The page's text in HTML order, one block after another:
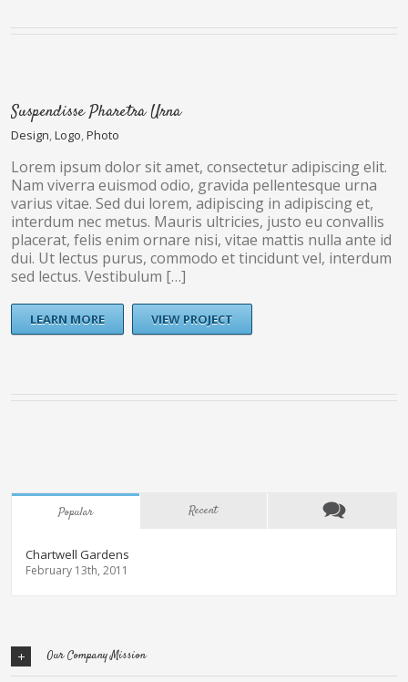
Suspendisse Pharetra Urna
Design,Logo,Photo
Lorem ipsum dolor sit amet, consectetur adipiscing elit.
Nam viverra euismod odio, gravida pellentesque urna
varius vitae. Sed dui lorem, adipiscing in adipiscing et,
interdum nec metus. Mauris ultricies, justo eu convallis
placerat, felis enim ornare nisi, vitae mattis nulla ante id
dui. Ut lectus purus, commodo et tincidunt vel, interdum
sed lectus. Vestibulum […]
LEARN MORE VIEW PROJECT
Popular Recent
Chartwell Gardens
February 13th, 2011
Our Company Mission